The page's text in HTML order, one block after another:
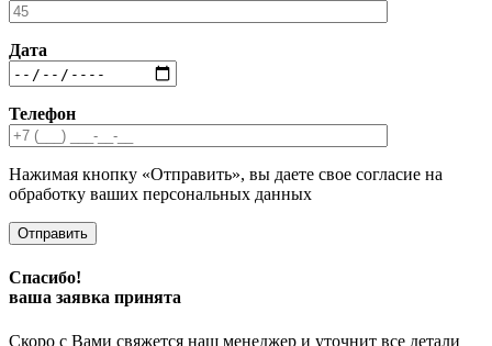
Дата
Телефон
Нажимая кнопку «Отправить», вы даете свое согласие на
обработку ваших персональных данных
Спасибо!
ваша заявка принята
Скоро с Вами свяжется наш менеджер и уточнит все детали